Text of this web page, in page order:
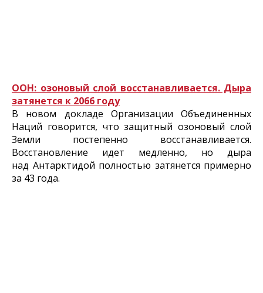
ООН: озоновый слой восстанавливается. Дыра
затянется к 2066 году
В новом докладе Организации Объединенных
Наций говорится, что защитный озоновый слой
Земли постепенно восстанавливается.
Восстановление идет медленно, но дыра
над Антарктидой полностью затянется примерно
за 43 года.